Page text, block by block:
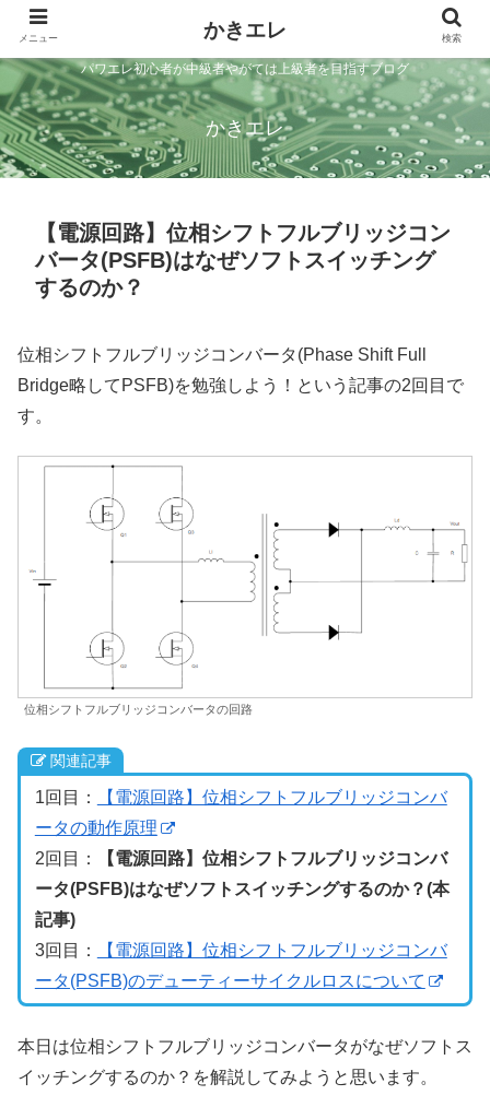
パワエレ初心者が中級者やがては上級者を目指すブログ
かきエレ
【電源回路】位相シフトフルブリッジコン
バータ(PSFB)はなぜソフトスイッチング
するのか？
位相シフトフルブリッジコンバータ(Phase Shift Full
Bridge略してPSFB)を勉強しよう！という記事の2回目で
す。
位相シフトフルブリッジコンバータの回路
関連記事
1回目：
【電源回路】位相シフトフルブリッジコンバ
ータの動作原理
2回目：
【電源回路】位相シフトフルブリッジコンバ
ータ(PSFB)はなぜソフトスイッチングするのか？(本
記事)
3回目：
【電源回路】位相シフトフルブリッジコンバ
ータ(PSFB)のデューティーサイクルロスについて
本日は位相シフトフルブリッジコンバータがなぜソフトス
イッチングするのか？を解説してみようと思います。
メニュー かきエレ 検索